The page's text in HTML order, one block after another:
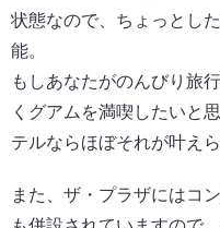
状態なので、ちょっとし
能。
もしあなたがのんびり旅
くグアムを満喫したいと
テルならほぼそれが叶え
また、ザ・プラザにはコ